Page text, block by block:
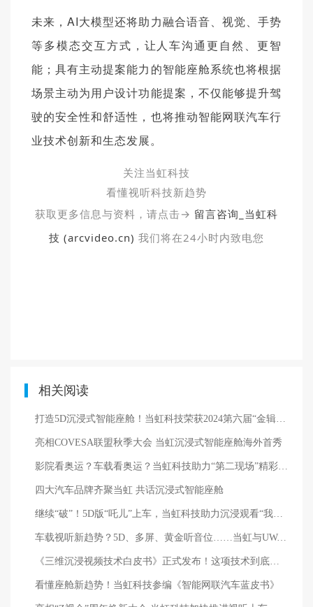
未来，AI大模型还将助力融合语音、视觉、手势
等多模态交互方式，让人车沟通更自然、更智
能；具有主动提案能力的智能座舱系统也将根据
场景主动为用户设计功能提案，不仅能够提升驾
驶的安全性和舒适性，也将推动智能网联汽车行
业技术创新和生态发展。
关注当虹科技
看懂视听科技新趋势
获取更多信息与资料，请点击→ 留言咨询_当虹科
技 (arcvideo.cn) 我们将在24小时内致电您
相关阅读
打造5D沉浸式智能座舱！当虹科技荣获2024第六届“金辑奖·最佳技术实践应用奖”
亮相COVESA联盟秋季大会 当虹沉浸式智能座舱海外首秀
影院看奥运？车载看奥运？当虹科技助力“第二现场”精彩呈现→
四大汽车品牌齐聚当虹 共话沉浸式智能座舱
继续“破”！5D版“吒儿”上车，当虹科技助力沉浸观看“我命由我不由天”
车载视听新趋势？5D、多屏、黄金听音位……当虹与UWA联盟精彩亮相汽车盛会！
《三维沉浸视频技术白皮书》正式发布！这项技术到底有多「沉浸」？
看懂座舱新趋势！当虹科技参编《智能网联汽车蓝皮书》